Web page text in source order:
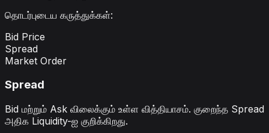
தொடர்புடைய கருத்துக்கள்:
Bid Price
Spread
Market Order
Spread
Bid மற்றும் Ask விலைக்கும் உள்ள வித்தியாசம். குறைந்த Spread
அதிக Liquidity-ஐ குறிக்கிறது.